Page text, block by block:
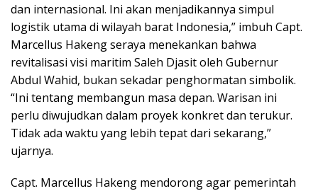
dan internasional. Ini akan menjadikannya simpul
logistik utama di wilayah barat Indonesia,” imbuh Capt.
Marcellus Hakeng seraya menekankan bahwa
revitalisasi visi maritim Saleh Djasit oleh Gubernur
Abdul Wahid, bukan sekadar penghormatan simbolik.
“Ini tentang membangun masa depan. Warisan ini
perlu diwujudkan dalam proyek konkret dan terukur.
Tidak ada waktu yang lebih tepat dari sekarang,”
ujarnya.
Capt. Marcellus Hakeng mendorong agar pemerintah